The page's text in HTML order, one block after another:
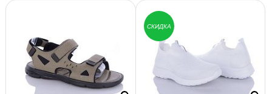
СКИДКА